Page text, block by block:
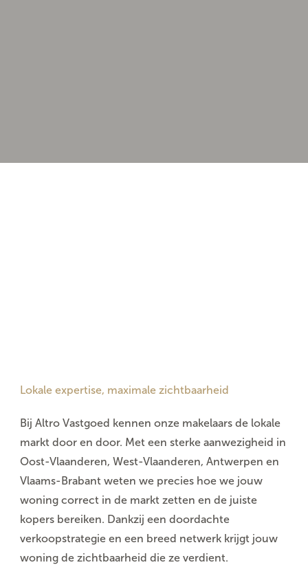
Lokale expertise, maximale zichtbaarheid
Bij Altro Vastgoed kennen onze makelaars de lokale
markt door en door. Met een sterke aanwezigheid in
Oost-Vlaanderen, West-Vlaanderen, Antwerpen en
Vlaams-Brabant weten we precies hoe we jouw
woning correct in de markt zetten en de juiste
kopers bereiken. Dankzij een doordachte
verkoopstrategie en een breed netwerk krijgt jouw
woning de zichtbaarheid die ze verdient.